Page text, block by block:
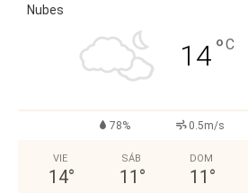
Nubes
14°C
78% 0.5m/s
VIE
14°
SÁB
11 °
DOM
11 °